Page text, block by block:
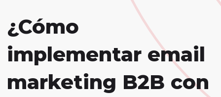
¿Cómo
implementar email
marketing B2B con